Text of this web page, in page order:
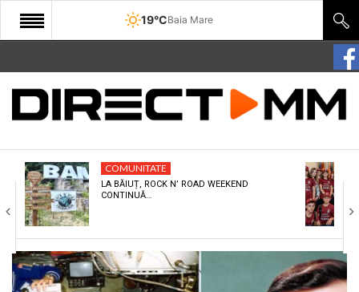
19°CBaia Mare
START
COMUNITATE
CULTURA
ECONOMIE
SANATATE
SPORT
COMUNITATE
LA BĂIUȚ, ROCK N’ ROAD WEEKEND
CONTINUĂ…